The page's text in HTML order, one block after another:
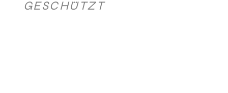
ESCHÜTZT